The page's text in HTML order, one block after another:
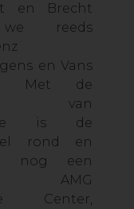
en Brecht
reeds
en Vans
Met de
van
is de
rond en
nog een
AMG
Center,